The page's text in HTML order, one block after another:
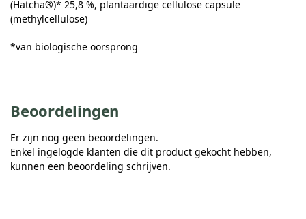
(Hatcha®)* 25,8 %, plantaardige cellulose capsule
(methylcellulose)
*van biologische oorsprong
Beoordelingen
Er zijn nog geen beoordelingen.
Enkel ingelogde klanten die dit product gekocht hebben,
kunnen een beoordeling schrijven.